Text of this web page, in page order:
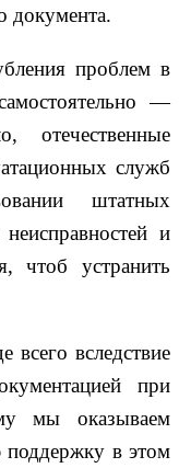
документа.
проблем в
—
отечественные
служб
штатных
и
чтоб устранить
всего вследствие
при
мы оказываем
поддержку в этом